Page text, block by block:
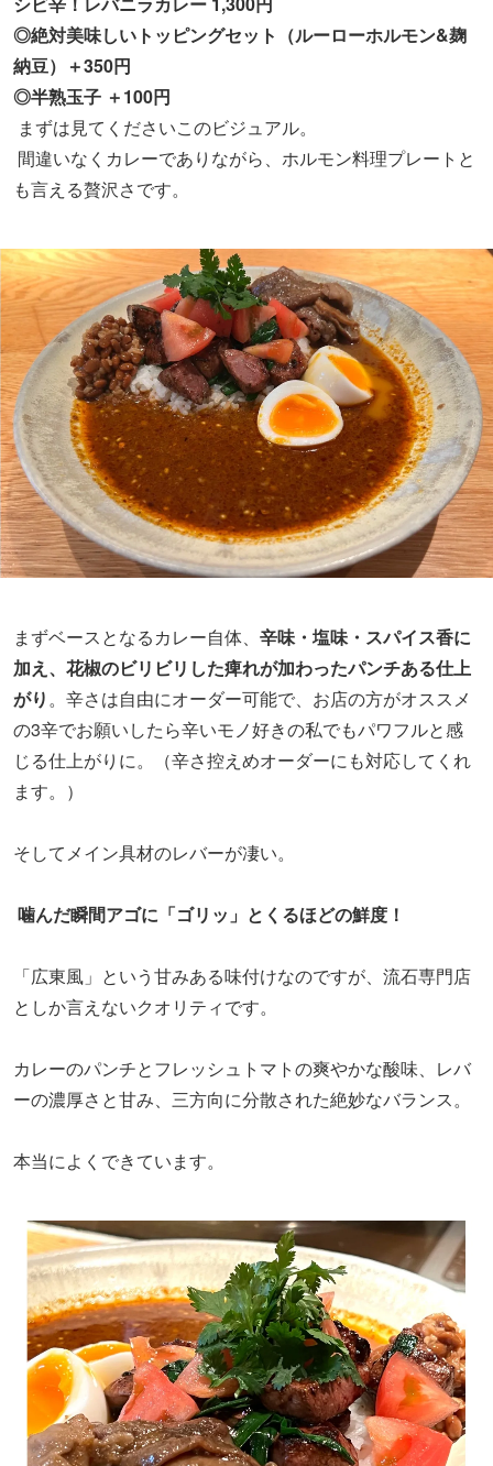
◎絶対美味しいトッピングセット（ルーローホルモン&麹
納豆）＋350円
◎半熟玉子 ＋100円
まずは見てくださいこのビジュアル。
間違いなくカレーでありながら、ホルモン料理プレートと
も言える贅沢さです。
まずベースとなるカレー自体、 辛味・塩味・スパイス香に
加え、花椒のビリビリした痺れが加わったパンチある仕上
がり。辛さは自由にオーダー可能で、お店の方がオススメ
の3辛でお願いしたら辛いモノ好きの私でもパワフルと感
じる仕上がりに。（辛さ控えめオーダーにも対応してくれ
ます。）
そしてメイン具材のレバーが凄い。
噛んだ瞬間アゴに「ゴリッ」とくるほどの鮮度！
「広東風」という甘みある味付けなのですが、流石専門店
としか言えないクオリティです。
カレーのパンチとフレッシュトマトの爽やかな酸味、レバ
ーの濃厚さと甘み、三方向に分散された絶妙なバランス。
本当によくできています。